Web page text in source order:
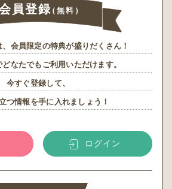
員登録（無料）
会員限定の特典が盛りだくさん！
なたでもご利用いただけます。
今すぐ登録して、
つ情報を手に入れましょう！
ログイン